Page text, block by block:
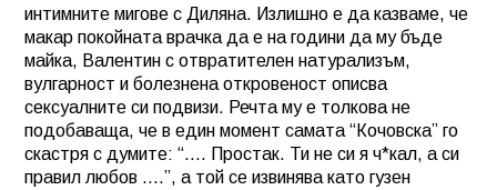
интимните мигове с Диляна. Излишно е да казваме, че
макар покойната врачка да е на години да му бъде
майка, Валентин с отвратителен натурализъм,
вулгарност и болезнена откровеност описва
сексуалните си подвизи. Речта му е толкова не
подобаваща, че в един момент самата “Кочовска” го
скастря с думите: “…. Простак. Ти не си я ч*кал, а си
правил любов ….”, а той се извинява като гузен